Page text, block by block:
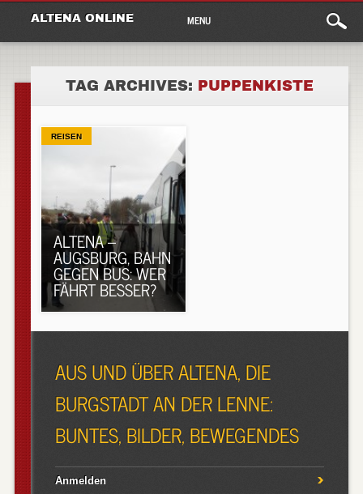
ALTENA ONLINE
Main
menu
content
MENU
TAG ARCHIVES: PUPPENKISTE
REISEN
ALTENA –
AUGSBURG, BAHN
GEGEN BUS: WER
FÄHRT BESSER?
AUS UND ÜBER ALTENA, DIE
BURGSTADT AN DER LENNE:
BUNTES, BILDER, BEWEGENDES
Anmelden